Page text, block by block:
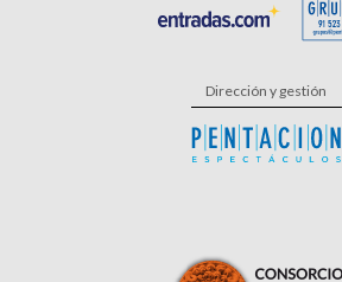
Dirección y gestión